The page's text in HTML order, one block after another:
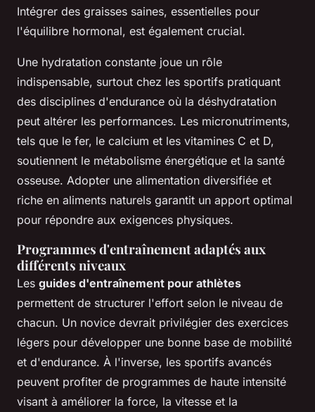
Intégrer des graisses saines, essentielles pour
l'équilibre hormonal, est également crucial.
Une hydratation constante joue un rôle
indispensable, surtout chez les sportifs pratiquant
des disciplines d'endurance où la déshydratation
peut altérer les performances. Les micronutriments,
tels que le fer, le calcium et les vitamines C et D,
soutiennent le métabolisme énergétique et la santé
osseuse. Adopter une alimentation diversifiée et
riche en aliments naturels garantit un apport optimal
pour répondre aux exigences physiques.
Programmes d'entraînement adaptés aux
différents niveaux
Les guides d'entraînement pour athlètes
permettent de structurer l'effort selon le niveau de
chacun. Un novice devrait privilégier des exercices
légers pour développer une bonne base de mobilité
et d'endurance. À l'inverse, les sportifs avancés
peuvent profiter de programmes de haute intensité
visant à améliorer la force, la vitesse et la